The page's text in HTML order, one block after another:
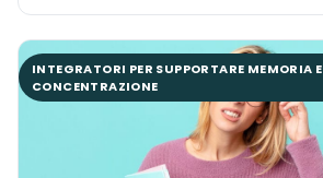
INTEGRATORI PER SUPPORTARE MEMORIA E
CONCENTRAZIONE